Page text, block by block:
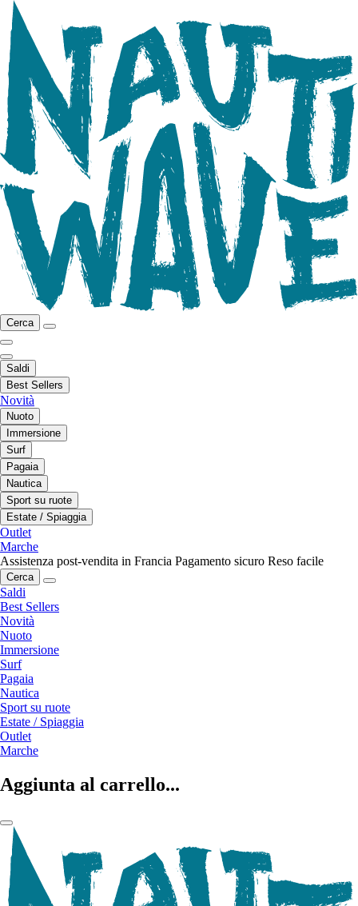
Cerca
Saldi
Best Sellers
Novità
Nuoto
Immersione
Surf
Pagaia
Nautica
Sport su ruote
Estate / Spiaggia
Outlet
Marche
Assistenza post-vendita in Francia Pagamento sicuro Reso facile
Cerca
Saldi
Best Sellers
Novità
Nuoto
Immersione
Surf
Pagaia
Nautica
Sport su ruote
Estate / Spiaggia
Outlet
Marche
Aggiunta al carrello...